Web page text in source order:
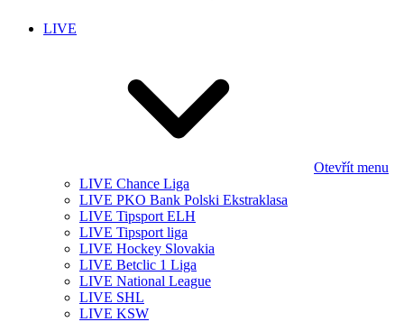
LIVE
Otevřít menu
LIVE Chance Liga
LIVE PKO Bank Polski Ekstraklasa
LIVE Tipsport ELH
LIVE Tipsport liga
LIVE Hockey Slovakia
LIVE Betclic 1 Liga
LIVE National League
LIVE SHL
LIVE KSW